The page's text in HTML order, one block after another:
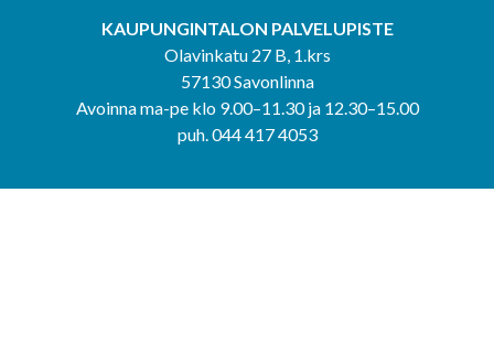
KAUPUNGINTALON PALVELUPISTE
Olavinkatu 27 B, 1.krs
57130 Savonlinna
Avoinna ma-pe klo 9.00–11.30 ja 12.30–15.00
puh. 044 417 4053